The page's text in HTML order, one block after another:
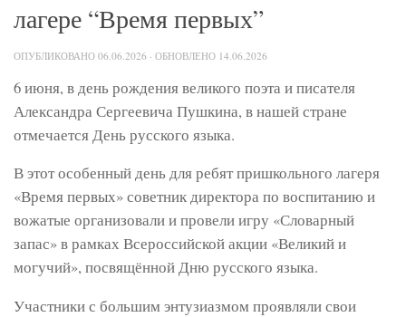
лагере “Время первых”
ОПУБЛИКОВАНО 06.06.2026 · ОБНОВЛЕНО 14.06.2026
6 июня, в день рождения великого поэта и писателя
Александра Сергеевича Пушкина, в нашей стране
отмечается День русского языка.
В этот особенный день для ребят пришкольного лагеря
«Время первых» советник директора по воспитанию и
вожатые организовали и провели игру «Словарный
запас» в рамках Всероссийской акции «Великий и
могучий», посвящённой Дню русского языка.
Участники с большим энтузиазмом проявляли свои